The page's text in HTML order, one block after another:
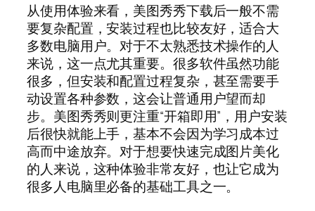
从使用体验来看，美图秀秀下载后一般不需
要复杂配置，安装过程也比较友好，适合大
多数电脑用户。对于不太熟悉技术操作的人
来说，这一点尤其重要。很多软件虽然功能
很多，但安装和配置过程复杂，甚至需要手
动设置各种参数，这会让普通用户望而却
步。美图秀秀则更注重“开箱即用”，用户安装
后很快就能上手，基本不会因为学习成本过
高而中途放弃。对于想要快速完成图片美化
的人来说，这种体验非常友好，也让它成为
很多人电脑里必备的基础工具之一。